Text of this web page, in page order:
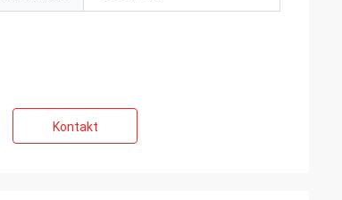
Kontakt